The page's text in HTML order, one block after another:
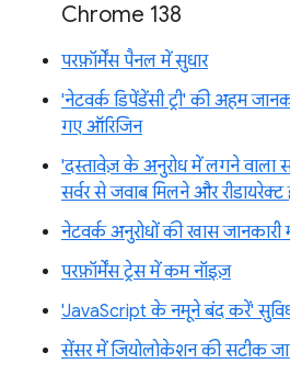
Chrome 138
परफ़ॉर्मेंस पैनल में सुधार
'नेटवर्क डिपेंडेंसी ट्री' की अहम
गए ऑरिजिन
'दस्तावेज़ के अनुरोध में लगने वाला
सर्वर से जवाब मिलने और
नेटवर्क अनुरोधों की खास जानकारी
परफ़ॉर्मेंस ट्रेस में कम नॉइज़
'JavaScript के नमूने बंद करें'
सेंसर में जियोलोकेशन की सटीक